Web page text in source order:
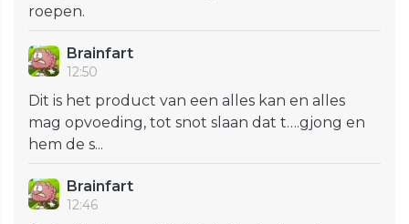
roepen.
Brainfart
12:50
Dit is het product van een alles kan en alles
mag opvoeding, tot snot slaan dat t….gjong en
hem de s...
Brainfart
12:46